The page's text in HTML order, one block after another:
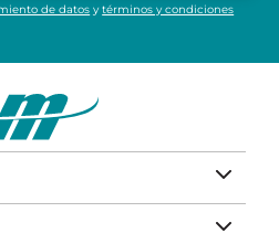
de datos ytérminos y condiciones